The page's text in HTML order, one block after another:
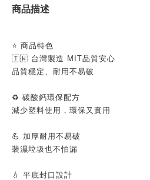
商品描述
⭐ 商品特色
🇹🇼 台灣製造 MIT品質安心
品質穩定、耐用不易破
♻️ 碳酸鈣環保配方
減少塑料使用，環保又實用
💪 加厚耐用不易破
裝濕垃圾也不怕漏
💧 平底封口設計